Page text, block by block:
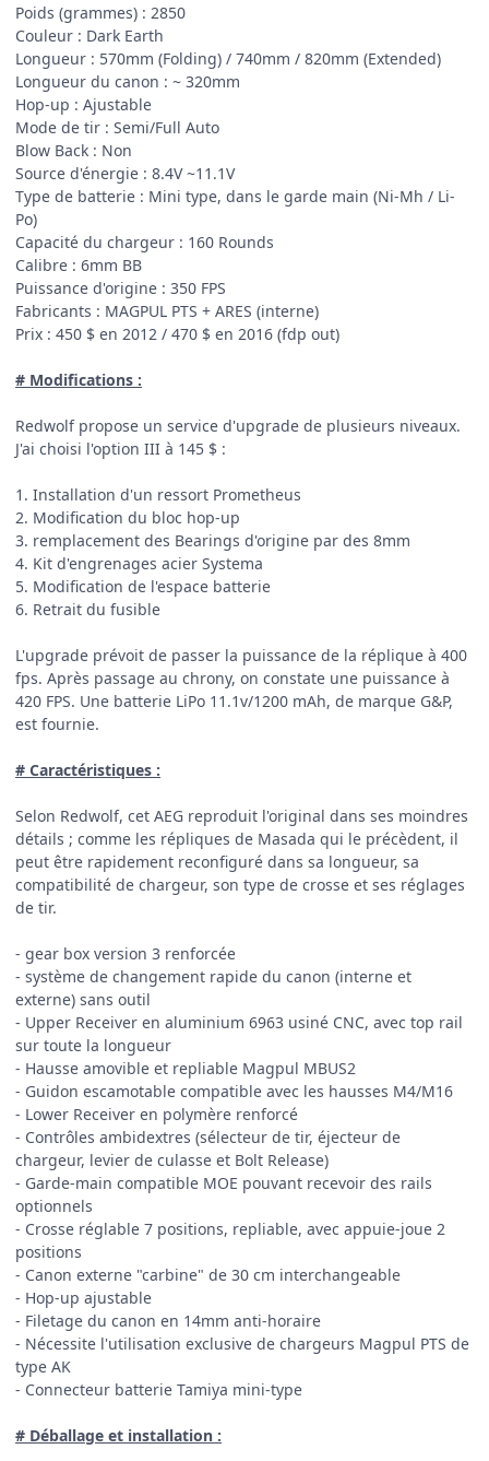
Poids (grammes) : 2850
Couleur : Dark Earth
Longueur : 570mm (Folding) / 740mm / 820mm (Extended)
Longueur du canon : ~ 320mm
Hop-up : Ajustable
Mode de tir : Semi/Full Auto
Blow Back : Non
Source d'énergie : 8.4V ~11.1V
Type de batterie : Mini type, dans le garde main (Ni-Mh / Li-
Po)
Capacité du chargeur : 160 Rounds
Calibre : 6mm BB
Puissance d'origine : 350 FPS
Fabricants : MAGPUL PTS + ARES (interne)
Prix : 450 $ en 2012 / 470 $ en 2016 (fdp out)
# Modifications :
Redwolf propose un service d'upgrade de plusieurs niveaux.
J'ai choisi l'option III à 145 $ :
1. Installation d'un ressort Prometheus
2. Modification du bloc hop-up
3. remplacement des Bearings d'origine par des 8mm
4. Kit d'engrenages acier Systema
5. Modification de l'espace batterie
6. Retrait du fusible
L'upgrade prévoit de passer la puissance de la réplique à 400
fps. Après passage au chrony, on constate une puissance à
420 FPS. Une batterie LiPo 11.1v/1200 mAh, de marque G&P,
est fournie.
# Caractéristiques :
Selon Redwolf, cet AEG reproduit l'original dans ses moindres
détails ; comme les répliques de Masada qui le précèdent, il
peut être rapidement reconfiguré dans sa longueur, sa
compatibilité de chargeur, son type de crosse et ses réglages
de tir.
- gear box version 3 renforcée
- système de changement rapide du canon (interne et
externe) sans outil
- Upper Receiver en aluminium 6963 usiné CNC, avec top rail
sur toute la longueur
- Hausse amovible et repliable Magpul MBUS2
- Guidon escamotable compatible avec les hausses M4/M16
- Lower Receiver en polymère renforcé
- Contrôles ambidextres (sélecteur de tir, éjecteur de
chargeur, levier de culasse et Bolt Release)
- Garde-main compatible MOE pouvant recevoir des rails
optionnels
- Crosse réglable 7 positions, repliable, avec appuie-joue 2
positions
- Canon externe "carbine" de 30 cm interchangeable
- Hop-up ajustable
- Filetage du canon en 14mm anti-horaire
- Nécessite l'utilisation exclusive de chargeurs Magpul PTS de
type AK
- Connecteur batterie Tamiya mini-type
# Déballage et installation :